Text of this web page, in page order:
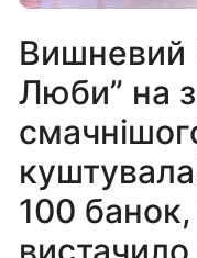
Вишневий
Люби” на
100